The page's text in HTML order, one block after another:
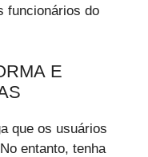
funcionários do
E
que os usuários
entanto, tenha